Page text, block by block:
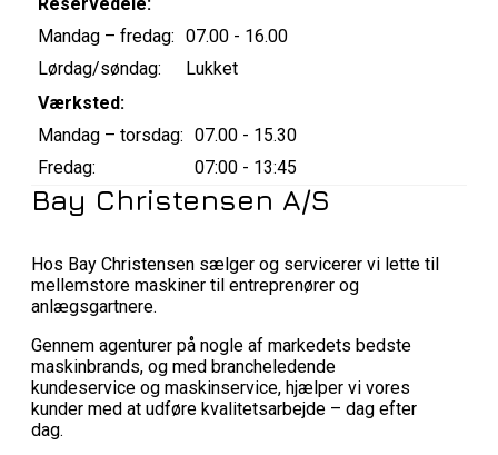
Mandag – fredag: 07.00 - 16.00
Lørdag/søndag:
Lukket
Værksted:
Mandag – torsdag: 07.00 - 15.30
Fredag:
07:00 - 13:45
Bay Christensen A/S
Hos Bay Christensen sælger og servicerer vi lette til
mellemstore maskiner til entreprenører og
anlægsgartnere.
Gennem agenturer på nogle af markedets bedste
maskinbrands, og med brancheledende
kundeservice og maskinservice, hjælper vi vores
kunder med at udføre kvalitetsarbejde – dag efter
dag.